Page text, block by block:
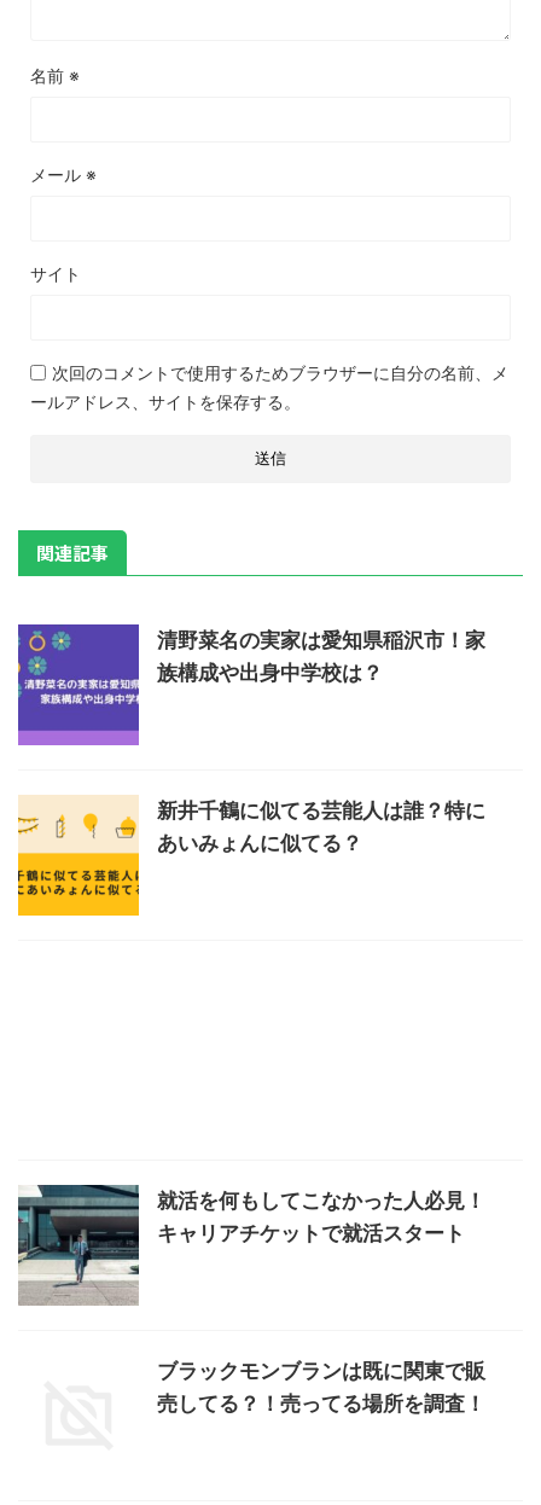
名前 ※
メール ※
サイト
次回のコメントで使用するためブラウザーに自分の名前、メ
ールアドレス、サイトを保存する。
関連記事
清野菜名の実家は愛知県稲沢市！家
族構成や出身中学校は？
新井千鶴に似てる芸能人は誰？特に
あいみょんに似てる？
就活を何もしてこなかった人必見！
キャリアチケットで就活スタート
ブラックモンブランは既に関東で販
売してる？！売ってる場所を調査！